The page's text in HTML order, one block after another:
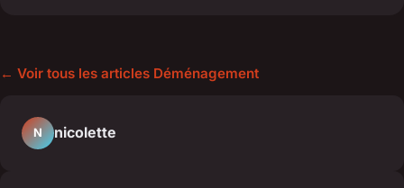
← Voir tous les articles Déménagement
N nicolette